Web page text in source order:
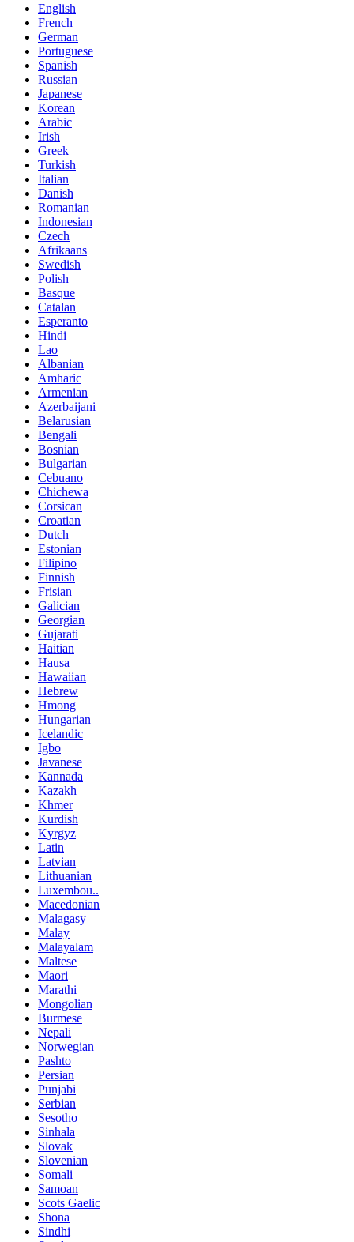
English
French
German
Portuguese
Spanish
Russian
Japanese
Korean
Arabic
Irish
Greek
Turkish
Italian
Danish
Romanian
Indonesian
Czech
Afrikaans
Swedish
Polish
Basque
Catalan
Esperanto
Hindi
Lao
Albanian
Amharic
Armenian
Azerbaijani
Belarusian
Bengali
Bosnian
Bulgarian
Cebuano
Chichewa
Corsican
Croatian
Dutch
Estonian
Filipino
Finnish
Frisian
Galician
Georgian
Gujarati
Haitian
Hausa
Hawaiian
Hebrew
Hmong
Hungarian
Icelandic
Igbo
Javanese
Kannada
Kazakh
Khmer
Kurdish
Kyrgyz
Latin
Latvian
Lithuanian
Luxembou..
Macedonian
Malagasy
Malay
Malayalam
Maltese
Maori
Marathi
Mongolian
Burmese
Nepali
Norwegian
Pashto
Persian
Punjabi
Serbian
Sesotho
Sinhala
Slovak
Slovenian
Somali
Samoan
Scots Gaelic
Shona
Sindhi